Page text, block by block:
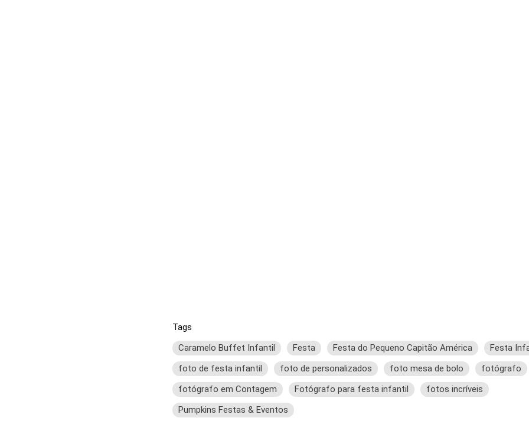
Tags
Caramelo Buffet Infantil
Festa Festa do Pequeno Capitão América
Festa
foto de festa infantil
foto de personalizados foto mesa de bolo
fotógrafo
fotógrafo em Contagem
Fotógrafo para festa infantil
fotos incríveis
Pumpkins Festas & Eventos